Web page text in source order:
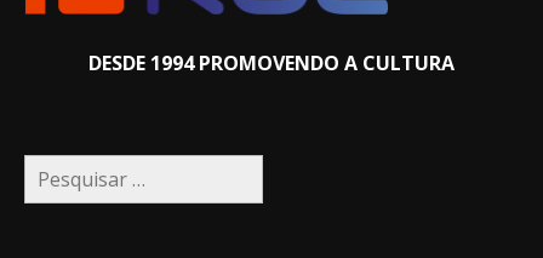
DESDE 1994 PROMOVENDO A CULTURA
Pesquisar
por: